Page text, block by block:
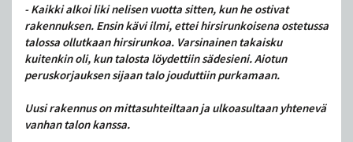
- Kaikki alkoi liki nelisen vuotta sitten, kun he ostivat
rakennuksen. Ensin kävi ilmi, ettei hirsirunkoisena ostetussa
talossa ollutkaan hirsirunkoa. Varsinainen takaisku
kuitenkin oli, kun talosta löydettiin sädesieni. Aiotun
peruskorjauksen sijaan talo jouduttiin purkamaan.
Uusi rakennus on mittasuhteiltaan ja ulkoasultaan yhtenevä
vanhan talon kanssa.